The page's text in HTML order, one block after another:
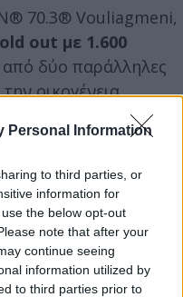
Personal Information
to third parties, or
information for
the below opt-out
note that after your
continue seeing
information utilized by
to third parties prior to
70.3® Vouliagmeni,
out με 1.600
από δύο παράλληλες
οικογένεια.